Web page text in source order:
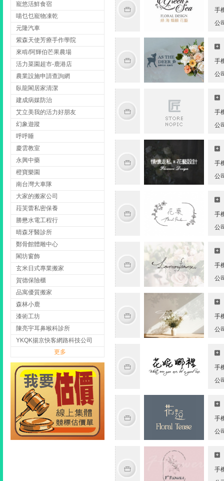
寵悠活鮮食宿
喵乜乜寵物凍乾
元隆汽車
紫森天使芳療手作學院
來啃/阿輝伯芒果農場
活力菜園超市-鹿港店
農業設施申請查詢網
臥龍閣居家清潔
建成病媒防治
艾立美我的活力好朋友
幻象遊蹤
呼呼睡
慶雲教室
永興中藥
橙寶樂園
南台灣大車隊
大家的搬家公司
菈芙蕾私密保養
勝懋水電工程行
晴森牙醫診所
鄭骨館體雕中心
閣坊窗飾
玄米日式專業搬家
賀德保險櫃
品寓優質搬家
森林小鹿
漆術工坊
陳亮宇耳鼻喉科診所
YKQK揚京快客網路科技公司
更多
手
公
手
公
手
公
手
公
手
公
手
公
手
公
手
公
手
公
手